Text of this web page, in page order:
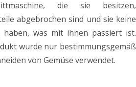
die sie besitzen,
abgebrochen sind und sie keine
haben, was mit ihnen passiert ist.
wurde nur bestimmungsgemäß
von Gemüse verwendet.